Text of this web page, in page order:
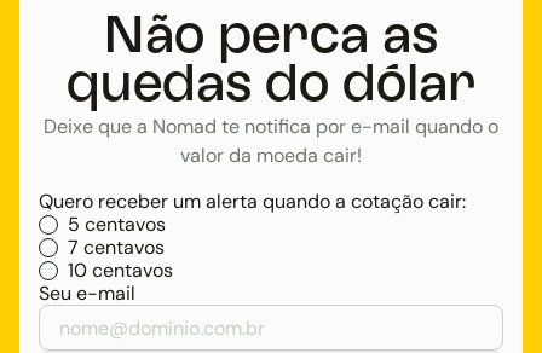
Não perca as
quedas do dólar
Deixe que a Nomad te notifica por e-mail quando o
valor da moeda cair!
Quero receber um alerta quando a cotação cair:
5 centavos
7 centavos
10 centavos
Seu e-mail